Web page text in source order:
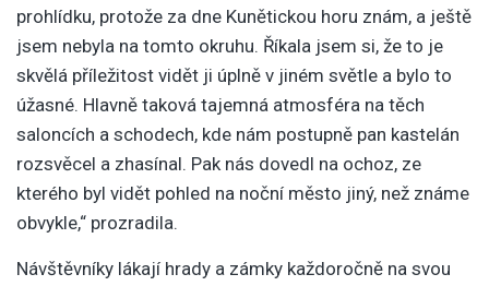
prohlídku, protože za dne Kunětickou horu znám, a ještě
jsem nebyla na tomto okruhu. Říkala jsem si, že to je
skvělá příležitost vidět ji úplně v jiném světle a bylo to
úžasné. Hlavně taková tajemná atmosféra na těch
saloncích a schodech, kde nám postupně pan kastelán
rozsvěcel a zhasínal. Pak nás dovedl na ochoz, ze
kterého byl vidět pohled na noční město jiný, než známe
obvykle,“ prozradila.
Návštěvníky lákají hrady a zámky každoročně na svou